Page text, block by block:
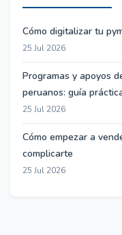
Cómo digitalizar tu
25 Jul 2026
Programas y apoyos
peruanos: guía
25 Jul 2026
Cómo empezar a
complicarte
25 Jul 2026